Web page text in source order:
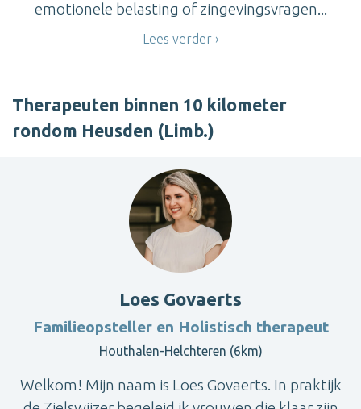
emotionele belasting of zingevingsvragen...
Lees verder
Therapeuten binnen 10 kilometer
rondom Heusden (Limb.)
Loes Govaerts
Familieopsteller en Holistisch therapeut
Houthalen-Helchteren (6km)
Welkom! Mijn naam is Loes Govaerts. In praktijk